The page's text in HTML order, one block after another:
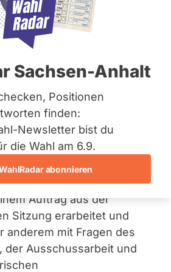
Vorpommern
Holstein
Spenden
Sachsen-Anhalt
Positionen
finden:
Newsletter bist du
die Wahl am 6.9.
abonnieren
Wahlperiode
wurde die
Grundlage der
eine
des
, der dem Landtag die
Geschäftsordnung
hatte den
Auftrag aus der
Sitzung erarbeitet und
anderem mit Fragen des
der Ausschussarbeit und